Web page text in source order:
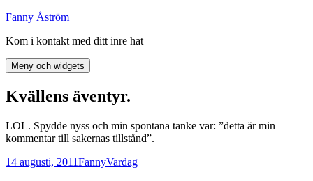
Hoppa
innehåll
Fanny Åström
Kom i kontakt med ditt inre hat
Meny och widgets
Kvällens äventyr.
LOL. Spydde nyss och min spontana tanke var: ”detta är min
kommentar till sakernas tillstånd”.
Postat
14 augusti, 2011Författare
FannyKategorier
Vardag